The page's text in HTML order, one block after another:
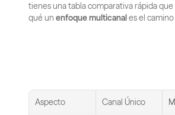
tienes una tabla comparativa rápida
qué un enfoque multicanal es el camino
Aspecto Canal Único